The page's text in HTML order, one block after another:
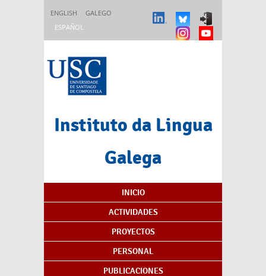
ENGLISH
GALEGO
ESPAÑOL
Instituto da Lingua
Galega
Índice de contenidos
INICIO
ACTIVIDADES
PROYECTOS
PERSONAL
PUBLICACIONES